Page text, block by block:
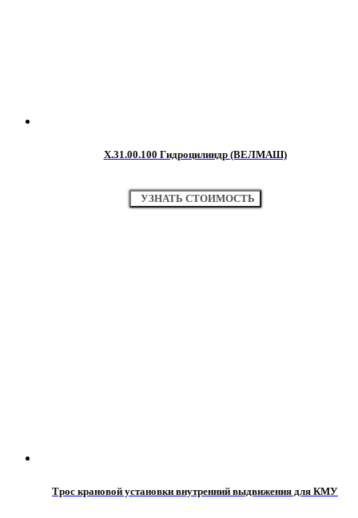
Х.31.00.100 Гидроцилиндр (ВЕЛМАШ)
УЗНАТЬ СТОИМОСТЬ
Трос крановой установки внутренний выдвижения для КМУ